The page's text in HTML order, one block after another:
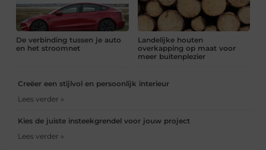
De verbinding tussen je auto
en het stroomnet
Landelijke houten
overkapping op maat voor
meer buitenplezier
Creëer een stijlvol en persoonlijk interieur
Lees verder »
Kies de juiste insteekgrendel voor jouw project
Lees verder »